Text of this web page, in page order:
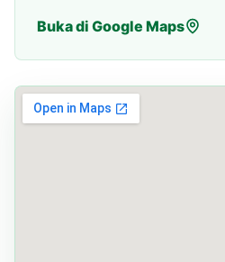
Buka di Google Maps